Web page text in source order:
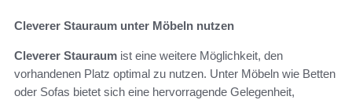
Cleverer Stauraum unter Möbeln nutzen
Cleverer Stauraum ist eine weitere Möglichkeit, den
vorhandenen Platz optimal zu nutzen. Unter Möbeln wie Betten
oder Sofas bietet sich eine hervorragende Gelegenheit,